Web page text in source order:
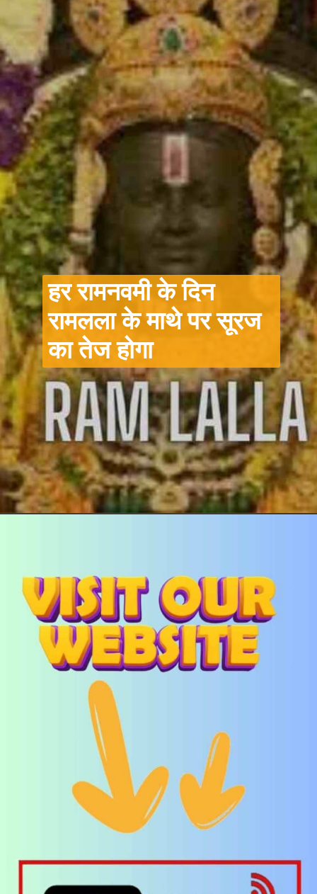
हर रामनवमी के दिन
रामलला के माथे पर सूरज
का तेज होगा